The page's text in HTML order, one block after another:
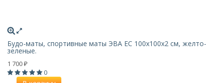
Будо-маты, спортивные маты ЭВА EC 100х100x2 см, желто-
зеленые.
1 700 ₽
0